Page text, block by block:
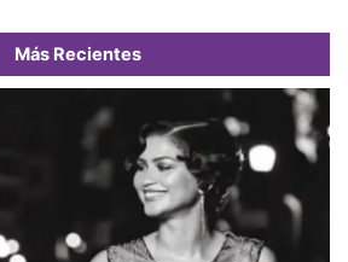
Más Recientes